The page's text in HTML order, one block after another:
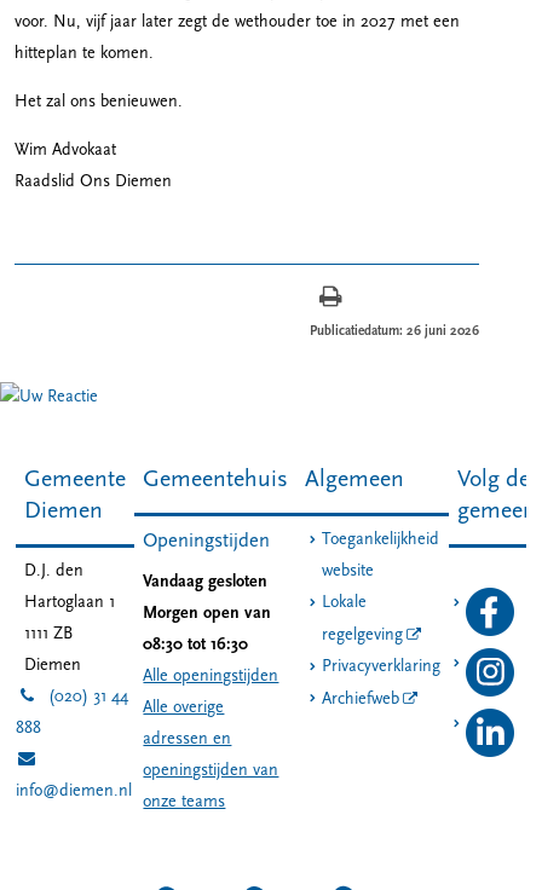
voor. Nu, vijf jaar later zegt de wethouder toe in 2027 met een
hitteplan te komen.
Het zal ons benieuwen.
Wim Advokaat
Raadslid Ons Diemen
Publicatiedatum: 26 juni 2026
Gemeente
Diemen
D.J. den
Hartoglaan 1
1111 ZB
Diemen
(020) 31 44
888
info@diemen.nl
Gemeentehuis
Openingstijden
Vandaag gesloten
Morgen open van
08:30 tot 16:30
Alle openingstijden
Alle overige
adressen en
openingstijden van
onze teams
Algemeen
Toegankelijkheid
website
Lokale
regelgeving
Privacyverklaring
Archiefweb
Volg de